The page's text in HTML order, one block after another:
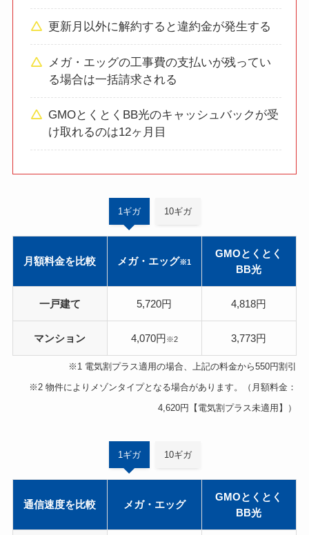
更新月以外に解約すると違約金が発生する
メガ・エッグの工事費の支払いが残ってい
る場合は一括請求される
GMOとくとくBB光のキャッシュバックが受
け取れるのは12ヶ月目
1ギガ 10ギガ
月額料金を比較 メガ・エッグ※1
GMOとくとく
BB光
一戸建て 5,720円 4,818円
マンション 4,070円※2 3,773円
※1 電気割プラス適用の場合、上記の料金から550円割引
※2 物件によりメゾンタイプとなる場合があります。（月額料金：
4,620円【電気割プラス未適用】）
1ギガ 10ギガ
通信速度を比較 メガ・エッグ
GMOとくとく
BB光